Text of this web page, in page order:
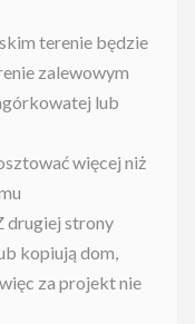
terenie będzie
zalewowym
lub
więcej niż
drugiej strony
kopiują dom,
za projekt nie